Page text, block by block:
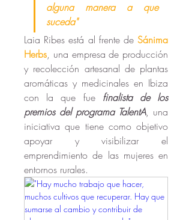
alguna manera a que
suceda"
Laia Ribes está al frente de Sánima
Herbs, una empresa de producción
y recolección artesanal de plantas
aromáticas y medicinales en Ibiza
con la que fue finalista de los
premios del programa TalentA, una
iniciativa que tiene como objetivo
apoyar y visibilizar el
emprendimiento de las mujeres en
entornos rurales.